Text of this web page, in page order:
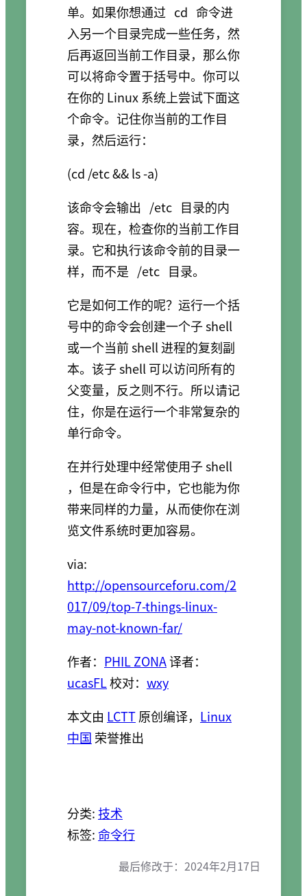
单。如果你想通过 cd 命令进
入另一个目录完成一些任务，然
后再返回当前工作目录，那么你
可以将命令置于括号中。你可以
在你的 Linux 系统上尝试下面这
个命令。记住你当前的工作目
录，然后运行：
该命令会输出 /etc 目录的内
容。现在，检查你的当前工作目
录。它和执行该命令前的目录一
样，而不是 /etc 目录。
它是如何工作的呢？运行一个括
号中的命令会创建一个子 shell
或一个当前 shell 进程的复刻副
本。该子 shell 可以访问所有的
父变量，反之则不行。所以请记
住，你是在运行一个非常复杂的
单行命令。
在并行处理中经常使用子 shell
，但是在命令行中，它也能为你
带来同样的力量，从而使你在浏
览文件系统时更加容易。
via:
http://opensourceforu.com/2
017/09/top-7-things-linux-
may-not-known-far/
作者： PHIL ZONA译者：
ucasFL校对： wxy
本文由 LCTT原创编译， Linux
中国 荣誉推出
分类:技术
标签:命令行
最后修改于： 2024年2月17日